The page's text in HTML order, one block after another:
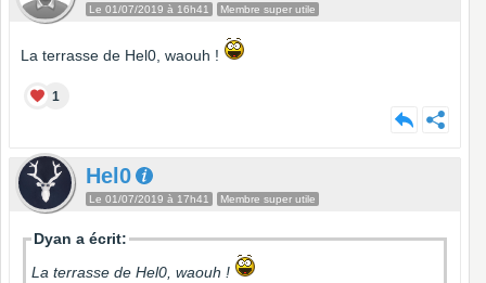
Le 01/07/2019 à 16h41 Membre super utile
La terrasse de Hel0, waouh !
1
Hel0
Le 01/07/2019 à 17h41 Membre super utile
Dyan a écrit:
La terrasse de Hel0, waouh !